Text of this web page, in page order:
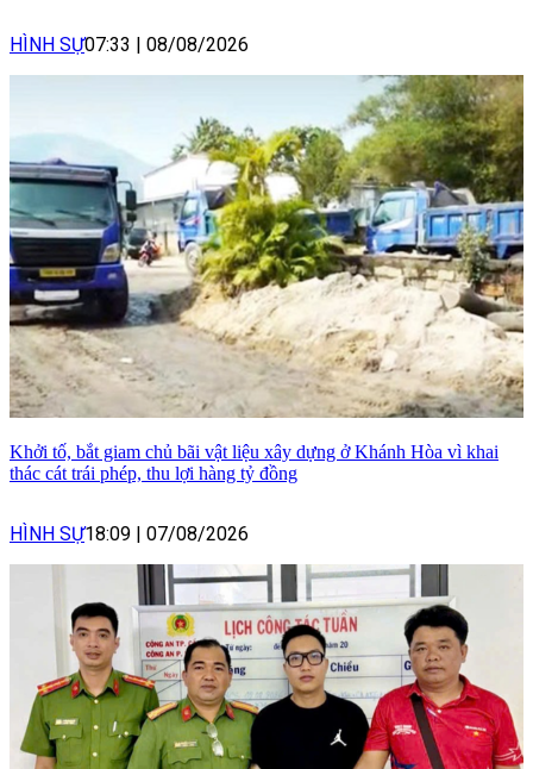
HÌNH SỰ07:33 | 08/08/2026
Khởi tố, bắt giam chủ bãi vật liệu xây dựng ở Khánh Hòa vì khai
thác cát trái phép, thu lợi hàng tỷ đồng
HÌNH SỰ18:09 | 07/08/2026